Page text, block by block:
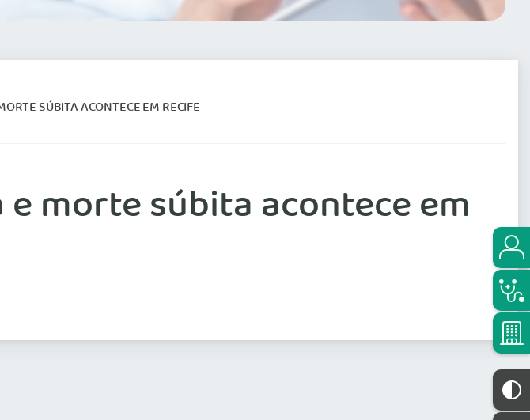
SÚBITA ACONTECE EM RECIFE
morte súbita acontece em